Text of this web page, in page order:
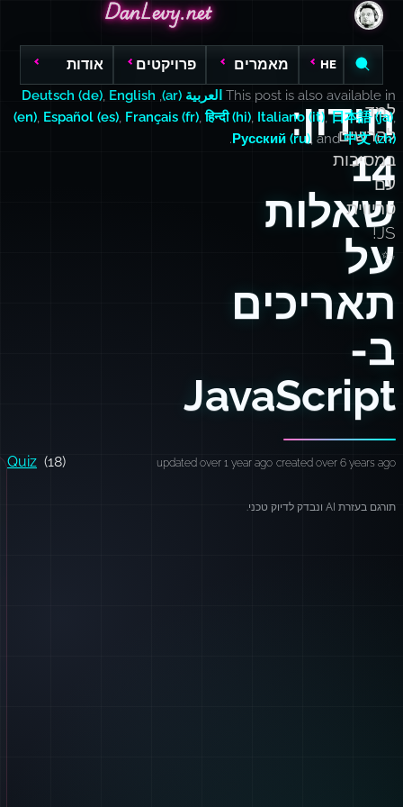
DanLevy.net
DanLevy.net
DanLevy.net
HE מאמרים פרויקטים אודות
חידון:
14
שאלות
על
תאריכים
ב-
JavaScript
למד
להרשים
במסיבות
עם
טריווית
JS!
✨
This post is also available in العربية (ar) ,
Deutsch (de), English
(en), Español (es), Français (fr),हिन्दी (hi), Italiano (it),日本語 (ja),
Русский (ru), and中文 (zh)
.
created over 6 years ago
updated over 1 year ago
Quiz (18)
תורגם בעזרת AI ונבדק לדיוק טכני.